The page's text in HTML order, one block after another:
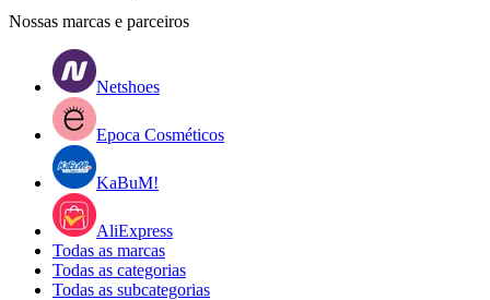
Nossas marcas e parceiros
Netshoes
Epoca Cosméticos
KaBuM!
AliExpress
Todas as marcas
Todas as categorias
Todas as subcategorias